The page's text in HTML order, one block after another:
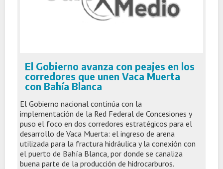
El Gobierno avanza con peajes en los
corredores que unen Vaca Muerta
con Bahía Blanca
El Gobierno nacional continúa con la
implementación de la Red Federal de Concesiones y
puso el foco en dos corredores estratégicos para el
desarrollo de Vaca Muerta: el ingreso de arena
utilizada para la fractura hidráulica y la conexión con
el puerto de Bahía Blanca, por donde se canaliza
buena parte de la producción de hidrocarburos.